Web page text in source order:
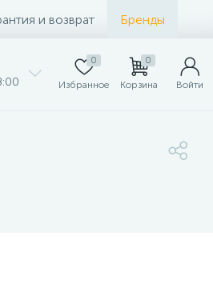
и возврат Бренды
0
Избранное
0
Корзина Войти